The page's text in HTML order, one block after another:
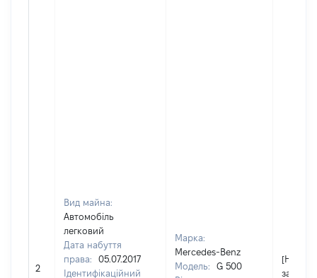
2
Вид майна:
Автомобіль
легковий
Дата набуття
права:
05.07.2017
Ідентифікаційний
Марка:
Mercedes-Benz
Модель:
G 500
[Не